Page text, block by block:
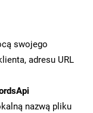
swojego
adresu URL
nazwą pliku